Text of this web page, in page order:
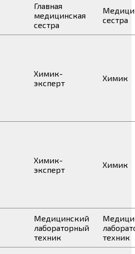
Главная
медицинская
сестра
сестра
Химик-
эксперт
Химик
Химик-
эксперт
Химик
Медицинский
лабораторный
техник
техник